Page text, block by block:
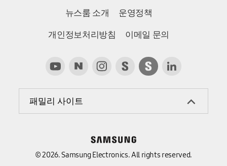
뉴스룸 소개 운영정책
개인정보처리방침 이메일 문의
패밀리 사이트
© 2026. Samsung Electronics. All rights reserved.